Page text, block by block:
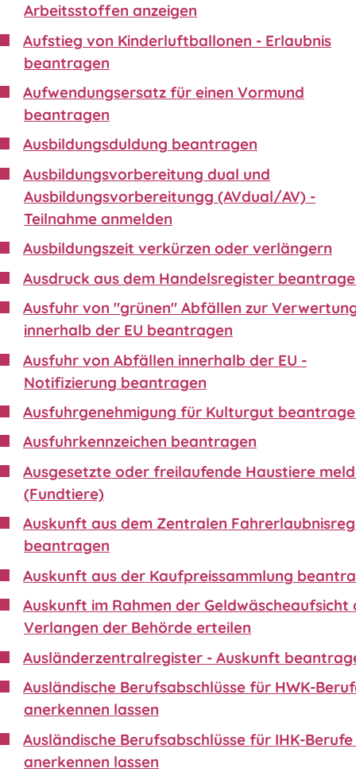
Arbeitsstoffen anzeigen
Aufstieg von Kinderluftballonen - Erlaubnis
beantragen
Aufwendungsersatz für einen Vormund
beantragen
Ausbildungsduldung beantragen
Ausbildungsvorbereitung dual und
Ausbildungsvorbereitungg (AVdual/AV) -
Teilnahme anmelden
Ausbildungszeit verkürzen oder verlängern
Ausdruck aus dem Handelsregister
Ausfuhr von "grünen" Abfällen zur
innerhalb der EU beantragen
Ausfuhr von Abfällen innerhalb der EU -
Notifizierung beantragen
Ausfuhrgenehmigung für Kulturgut
Ausfuhrkennzeichen beantragen
Ausgesetzte oder freilaufende Haustiere
(Fundtiere)
Auskunft aus dem Zentralen
beantragen
Auskunft aus der Kaufpreissammlung
Auskunft im Rahmen der Geldwäscheaufsicht
Verlangen der Behörde erteilen
Ausländerzentralregister - Auskunft
Ausländische Berufsabschlüsse für HWK-
anerkennen lassen
Ausländische Berufsabschlüsse für IHK-Berufe
anerkennen lassen